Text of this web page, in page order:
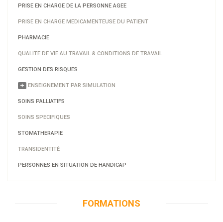
PRISE EN CHARGE DE LA PERSONNE AGEE
PRISE EN CHARGE MEDICAMENTEUSE DU PATIENT
PHARMACIE
QUALITE DE VIE AU TRAVAIL & CONDITIONS DE TRAVAIL
GESTION DES RISQUES
ENSEIGNEMENT PAR SIMULATION
SOINS PALLIATIFS
SOINS SPECIFIQUES
STOMATHERAPIE
TRANSIDENTITÉ
PERSONNES EN SITUATION DE HANDICAP
FORMATIONS